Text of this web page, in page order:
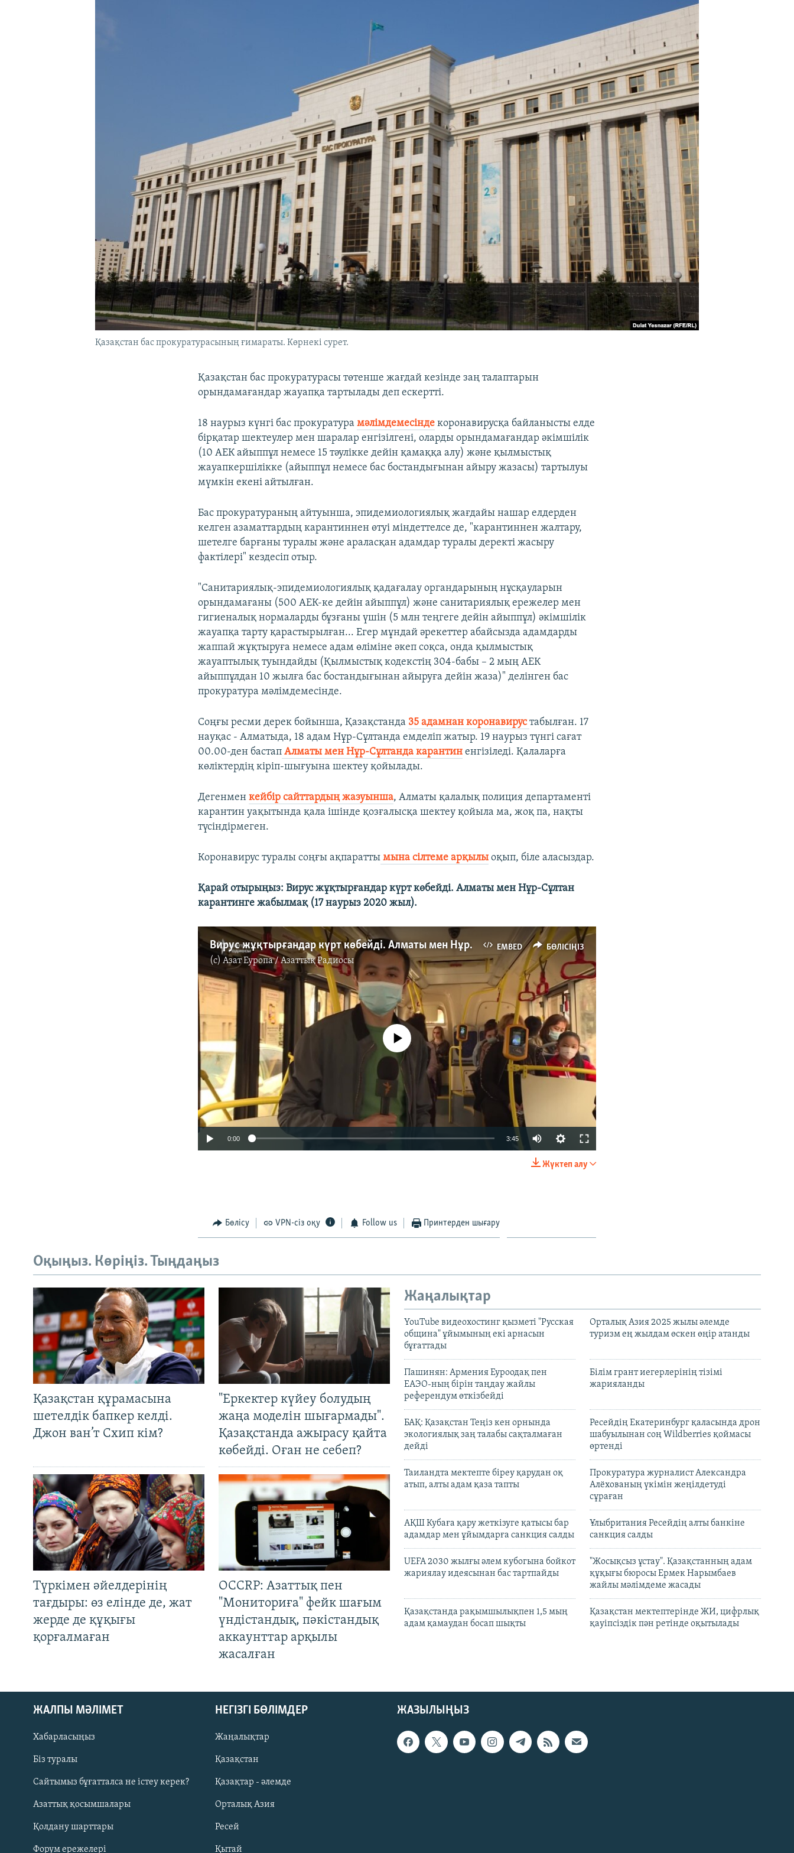
Русский
ЖАЗЫЛЫҢЫЗ
Қазақстан бас прокуратурасының ғимараты. Көрнекі сурет.
Қазақстан бас прокуратурасы төтенше жағдай кезінде заң талаптарын
орындамағандар жауапқа тартылады деп ескертті.
18 наурыз күнгі бас прокуратурамәлімдемесінде коронавирусқа байланысты елде
бірқатар шектеулер мен шаралар енгізілгені, оларды орындамағандар әкімшілік
(10 АЕК айыппұл немесе 15 тәулікке дейін қамаққа алу) және қылмыстық
жауапкершілікке (айыппұл немесе бас бостандығынан айыру жазасы) тартылуы
мүмкін екені айтылған.
Бас прокуратураның айтуынша, эпидемиологиялық жағдайы нашар елдерден
келген азаматтардың карантиннен өтуі міндеттелсе де, "карантиннен жалтару,
шетелге барғаны туралы және араласқан адамдар туралы деректі жасыру
фактілері" кездесіп отыр.
"Санитариялық-эпидемиологиялық қадағалау органдарының нұсқауларын
орындамағаны (500 АЕК-ке дейін айыппұл) және санитариялық ережелер мен
гигиеналық нормаларды бұзғаны үшін (5 млн теңгеге дейін айыппұл) әкімшілік
жауапқа тарту қарастырылған... Егер мұндай әрекеттер абайсызда адамдарды
жаппай жұқтыруға немесе адам өліміне әкеп соқса, онда қылмыстық
жауаптылық туындайды (Қылмыстық кодекстің 304-бабы – 2 мың АЕК
айыппұлдан 10 жылға бас бостандығынан айыруға дейін жаза)" делінген бас
прокуратура мәлімдемесінде.
Соңғы ресми дерек бойынша, Қазақстанда 35 адамнан коронавирустабылған. 17
науқас - Алматыда, 18 адам Нұр-Сұлтанда емделіп жатыр. 19 наурыз түнгі сағат
00.00-ден бастап Алматы мен Нұр-Сұлтанда карантин енгізіледі. Қалаларға
көліктердің кіріп-шығуына шектеу қойылады.
Дегенменкейбір сайттардың жазуынша, Алматы қалалық полиция департаменті
карантин уақытында қала ішінде қозғалысқа шектеу қойыла ма, жоқ па, нақты
түсіндірмеген.
Коронавирус туралы соңғы ақпаратты мына сілтеме арқылы оқып, біле аласыздар.
Қарай отырыңыз: Вирус жұқтырғандар күрт көбейді. Алматы мен Нұр-Сұлтан
карантинге жабылмақ (17 наурыз 2020 жыл).
EMBED БӨЛІСІҢІЗ
Вирус жұқтырғандар күрт көбейді. Алматы мен Нұр-Сұлтан карантинге жабылмақ
(c)Азат Еуропа / Азаттық Радиосы
БӨЛІСІҢІЗ
Auto 270p 360p 404p
No media source currently available
0:00 3:45
Жүктеп алу
Бөлісу VPN-сіз оқу Follow us Принтерден шығару
Оқыңыз. Көріңіз. Тыңдаңыз
Қазақстан құрамасына
шетелдік бапкер келді.
Джон ван’т Схип кім?
"Еркектер күйеу болудың
жаңа моделін шығармады".
Қазақстанда ажырасу қайта
көбейді. Оған не себеп?
Түркімен әйелдерінің
тағдыры: өз елінде де, жат
жерде де құқығы
қорғалмаған
OCCRP: Азаттық пен
"Мониториға" фейк шағым
үндістандық, пәкістандық
аккаунттар арқылы
жасалған
Жаңалықтар
YouTube видеохостинг қызметі "Русская
община" ұйымының екі арнасын
бұғаттады
Орталық Азия 2025 жылы әлемде
туризм ең жылдам өскен өңір атанды
Пашинян: Армения Еуроодақ пен
ЕАЭО-ның бірін таңдау жайлы
референдум өткізбейді
Білім грант иегерлерінің тізімі
жарияланды
БАҚ: Қазақстан Теңіз кен орнында
экологиялық заң талабы сақталмаған
дейді
Ресейдің Екатеринбург қаласында дрон
шабуылынан соң Wildberries қоймасы
өртенді
Таиландта мектепте біреу қарудан оқ
атып, алты адам қаза тапты
Прокуратура журналист Александра
Алёхованың үкімін жеңілдетуді
сұраған
АҚШ Кубаға қару жеткізуге қатысы бар
адамдар мен ұйымдарға санкция салды
Ұлыбритания Ресейдің алты банкіне
санкция салды
UEFA 2030 жылғы әлем кубогына бойкот
жариялау идеясынан бас тартпайды
"Жосықсыз ұстау". Қазақстанның адам
құқығы бюросы Ермек Нарымбаев
жайлы мәлімдеме жасады
Қазақстанда рақымшылықпен 1,5 мың
адам қамаудан босап шықты
Қазақстан мектептерінде ЖИ, цифрлық
қауіпсіздік пән ретінде оқытылады
ЖАЗЫЛЫҢЫЗ
ЖАЛПЫ МӘЛІМЕТ
Хабарласыңыз
Біз туралы
Сайтымыз бұғатталса не істеу керек?
Азаттық қосымшалары
Қолдану шарттары
Форум ережелері
НЕГІЗГІ БӨЛІМДЕР
Жаңалықтар
Қазақстан
Қазақтар - әлемде
Орталық Азия
Ресей
Қытай